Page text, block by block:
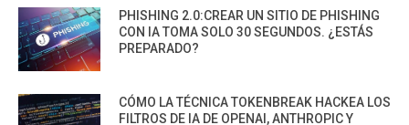
PHISHING 2.0:CREAR UN SITIO DE PHISHING
CON IA TOMA SOLO 30 SEGUNDOS. ¿ESTÁS
PREPARADO?
CÓMO LA TÉCNICA TOKENBREAK HACKEA LOS
FILTROS DE IA DE OPENAI, ANTHROPIC Y